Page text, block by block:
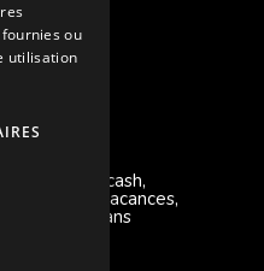
Mandats cash,
Chèques vacances,
reçu sans
Colo
ou
utilisation